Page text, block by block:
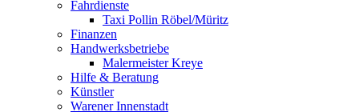
Fahrdienste
Taxi Pollin Röbel/Müritz
Finanzen
Handwerksbetriebe
Malermeister Kreye
Hilfe & Beratung
Künstler
Warener Innenstadt